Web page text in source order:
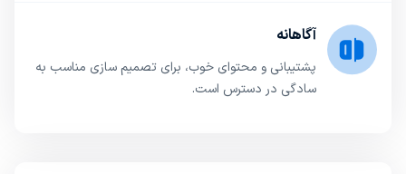
آگاهانه
پشتیبانی و محتوای خوب، برای تصمیم سازی مناسب به
سادگی در دسترس است.